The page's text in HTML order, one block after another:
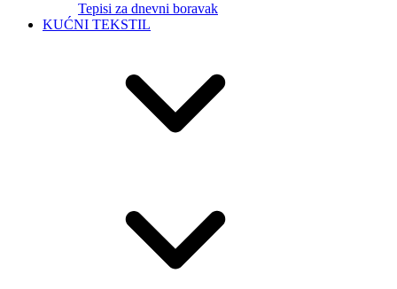
Tepisi za dnevni boravak
KUĆNI TEKSTIL